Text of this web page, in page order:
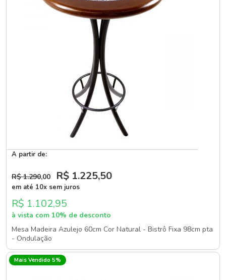
A partir de:
R$ 1.290,00 R$ 1.225,50
em até 10x sem juros
R$ 1.102,95
à vista com 10% de desconto
Mesa Madeira Azulejo 60cm Cor Natural - Bistrô Fixa 98cm pta
- Ondulação
Mais Vendido 5%